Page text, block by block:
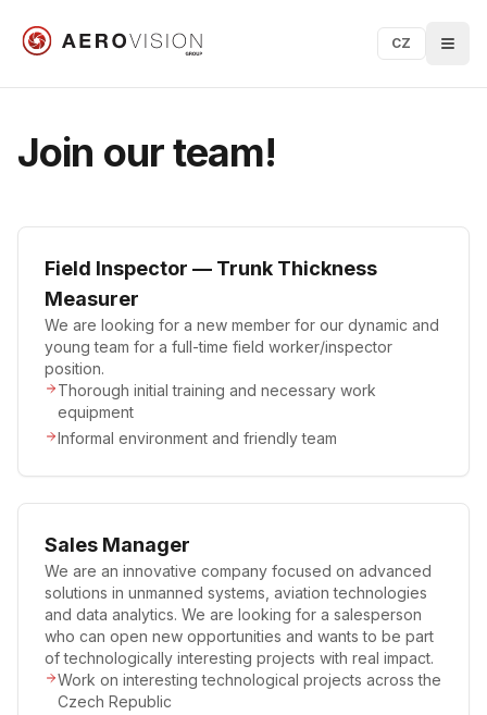
CZ
Join our team!
Field Inspector — Trunk Thickness
Measurer
We are looking for a new member for our dynamic and
young team for a full-time field worker/inspector
position.
Thorough initial training and necessary work
equipment
Informal environment and friendly team
Sales Manager
We are an innovative company focused on advanced
solutions in unmanned systems, aviation technologies
and data analytics. We are looking for a salesperson
who can open new opportunities and wants to be part
of technologically interesting projects with real impact.
Work on interesting technological projects across the
Czech Republic